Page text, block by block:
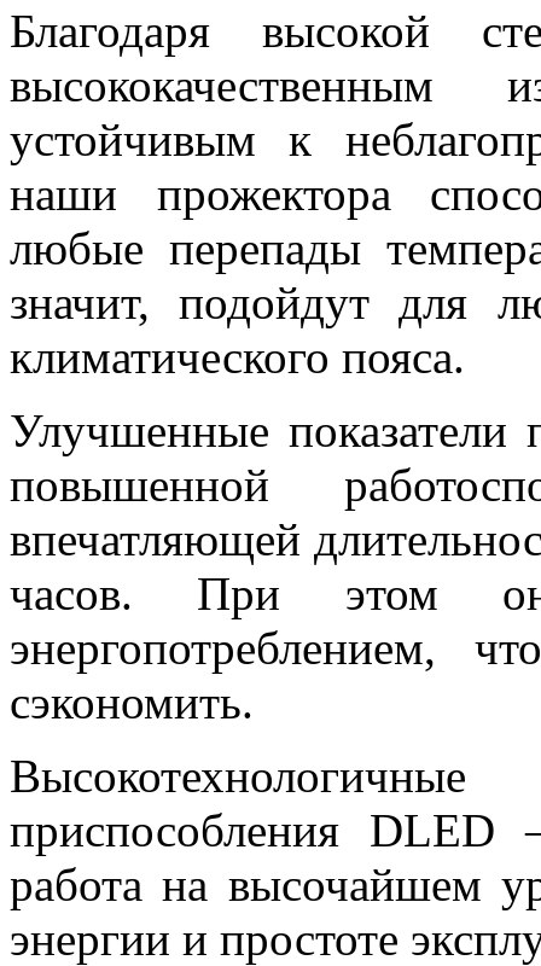
Благодаря высокой
высококачественным
устойчивым к
наши прожектора
любые перепады
значит, подойдут для
климатического пояса.
Улучшенные показатели
повышенной
впечатляющей
часов. При этом
энергопотреблением,
сэкономить.
приспособления DLED
работа на высочайшем
энергии и простоте